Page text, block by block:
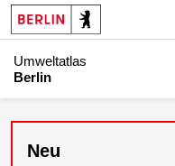
Umweltatlas
Berlin
Neu